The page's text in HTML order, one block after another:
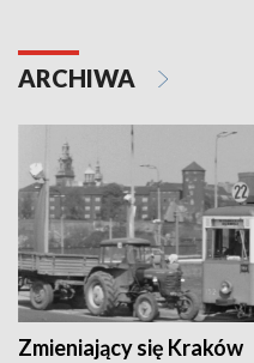
ARCHIWA
Zmieniający się Kraków